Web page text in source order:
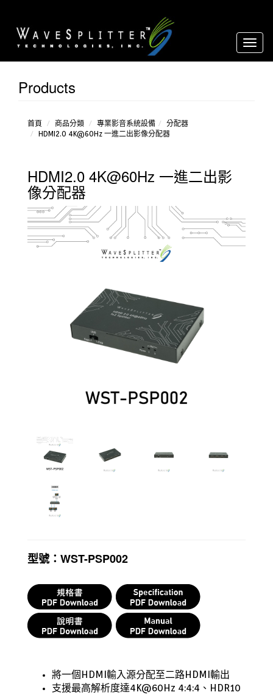
影像
延長
環境
Products
首頁 商品分類 專業影音系統設備
分配器
HDMI2.0 4K@60Hz 一進二出影像分配器
HDMI2.0 4K@60Hz 一進二出影
像分配器
型號：WST-PSP002
將一個HDMI輸入源分配至二路HDMI輸出
支援最高解析度達4K@60Hz 4:4:4、HDR10